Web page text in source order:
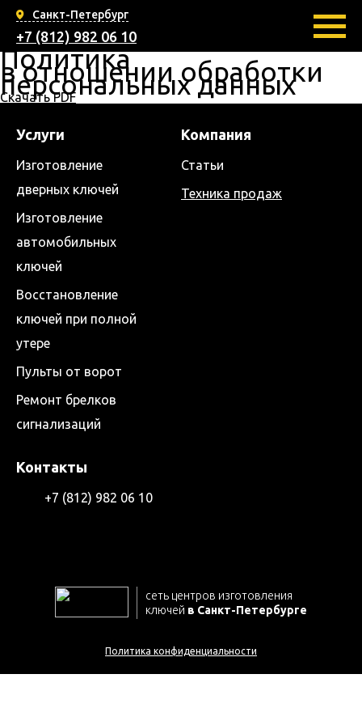
Санкт-Петербург
+7 (812) 982 06 10
Политика
в отношении обработки
персональных данных
Скачать PDF
Услуги
Изготовление
дверных ключей
Изготовление
автомобильных
ключей
Восстановление
ключей при полной
утере
Пульты от ворот
Ремонт брелков
сигнализаций
Компания
Статьи
Техника продаж
Контакты
+7 (812) 982 06 10
сеть центров изготовления
ключей в Санкт-Петербурге
Политика конфиденциальности